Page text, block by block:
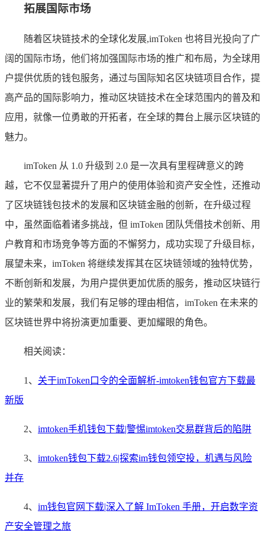
拓展国际市场
随着区块链技术的全球化发展,imToken 也将目光投向了广
阔的国际市场，他们将加强国际市场的推广和布局，为全球用
户提供优质的钱包服务，通过与国际知名区块链项目合作，提
高产品的国际影响力，推动区块链技术在全球范围内的普及和
应用，就像一位勇敢的开拓者，在全球的舞台上展示区块链的
魅力。
imToken 从 1.0 升级到 2.0 是一次具有里程碑意义的跨
越，它不仅显著提升了用户的使用体验和资产安全性，还推动
了区块链钱包技术的发展和区块链金融的创新，在升级过程
中，虽然面临着诸多挑战，但 imToken 团队凭借技术创新、用
户教育和市场竞争等方面的不懈努力，成功实现了升级目标，
展望未来，imToken 将继续发挥其在区块链领域的独特优势，
不断创新和发展，为用户提供更加优质的服务，推动区块链行
业的繁荣和发展，我们有足够的理由相信，imToken 在未来的
区块链世界中将扮演更加重要、更加耀眼的角色。
相关阅读：
1、 关于imToken口令的全面解析-imtoken钱包官方下载最
新版
2、 imtoken手机钱包下载|警惕imtoken交易群背后的陷阱
3、 imtoken钱包下载2.6|探索im钱包领空投，机遇与风险
并存
4、 im钱包官网下载|深入了解 ImToken 手册，开启数字资
产安全管理之旅